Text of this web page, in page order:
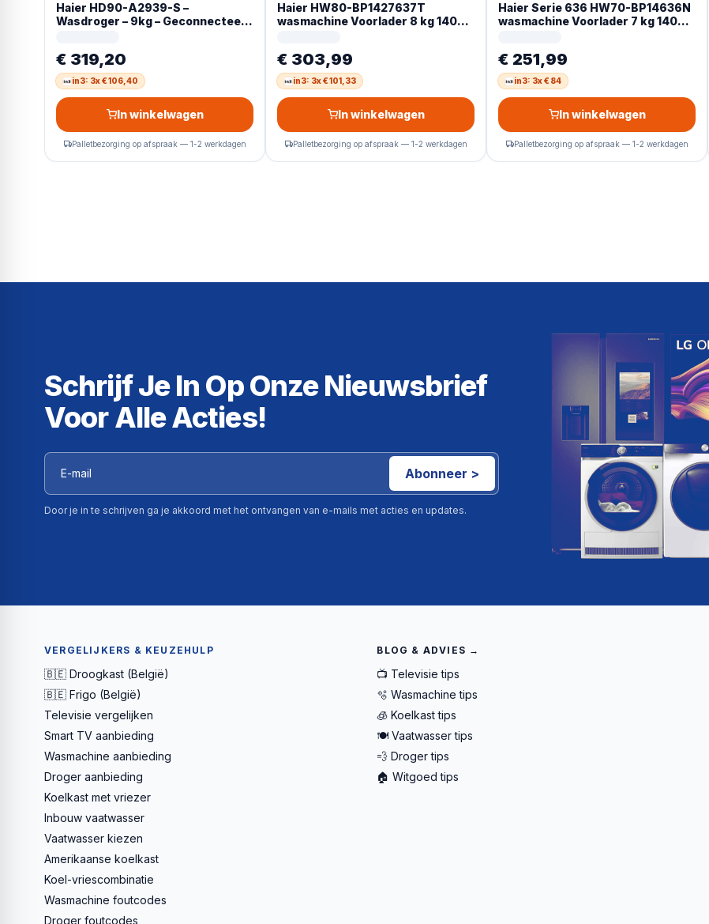
Haier HD90-A2939-S –
Wasdroger – 9kg – Geconnecteerd
€ 319,20
in3: 3x € 106,40
In winkelwagen
Palletbezorging op afspraak — 1-2 werkdagen
Haier HW80-BP1427637T
wasmachine Voorlader 8 kg 1400
€ 303,99
in3: 3x € 101,33
In winkelwagen
Palletbezorging op afspraak — 1-2 werkdagen
Haier Serie 636 HW70-BP14636N
wasmachine Voorlader 7 kg 1400
€ 251,99
in3: 3x € 84
In winkelwagen
Palletbezorging op afspraak — 1-2 werkdagen
Schrijf Je In Op Onze Nieuwsbrief
Voor Alle Acties!
Abonneer >
Door je in te schrijven ga je akkoord met het ontvangen van e-mails met acties en updates.
VERGELIJKERS & KEUZEHULP
🇧🇪 Droogkast (België)
🇧🇪 Frigo (België)
Televisie vergelijken
Smart TV aanbieding
Wasmachine aanbieding
Droger aanbieding
Koelkast met vriezer
Inbouw vaatwasser
Vaatwasser kiezen
Amerikaanse koelkast
Koel-vriescombinatie
Wasmachine foutcodes
Droger foutcodes
BLOG & ADVIES →
📺 Televisie tips
🫧 Wasmachine tips
🧊 Koelkast tips
🍽️ Vaatwasser tips
💨 Droger tips
🏠 Witgoed tips